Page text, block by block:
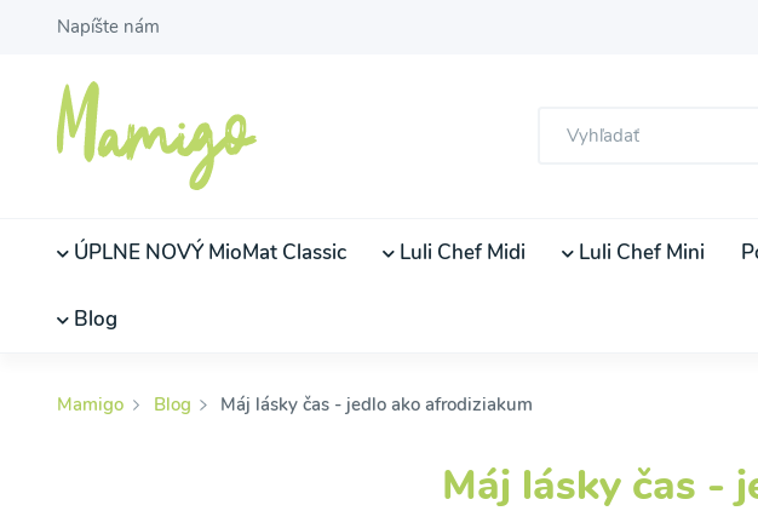
Napíšte nám
ÚPLNE NOVÝ MioMat Classic Luli Chef Midi Luli Chef Mini
Blog
Mamigo Blog Máj lásky čas - jedlo ako afrodiziakum
Máj lásky čas -